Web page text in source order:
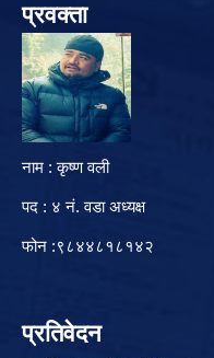
प्रवक्ता
नाम : कृष्ण वली
पद : ४ नं. वडा अध्यक्ष
फोन :९८४४८१८१४२
प्रतिवेदन